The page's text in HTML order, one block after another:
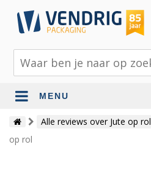
MENU
Beschermingsmateriaal
Bouw- en tuinmaterialen
Alle reviews over Jute op rol
op rol